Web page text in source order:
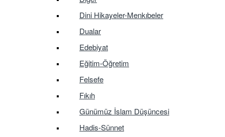
Dini Hikayeler-Menkıbeler
Dualar
Edebiyat
Eğitim-Öğretim
Felsefe
Fıkıh
Günümüz İslam Düşüncesi
Hadis-Sünnet